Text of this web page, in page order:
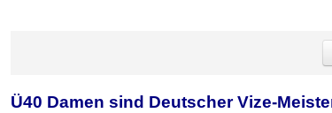
Ü40 Damen sind Deutscher Vize-